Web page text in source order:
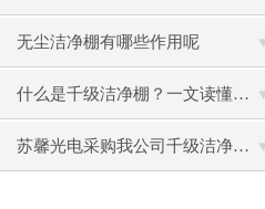
助力环保型半导体产业发展
无尘洁净棚有哪些作用呢
什么是千级洁净棚？一文读懂其结构特点与局部净化优势
苏馨光电采购我公司千级洁净棚普通工作台一批（7月07日）已顺利交货